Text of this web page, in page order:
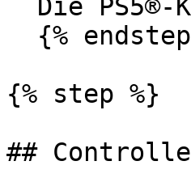
{% step %}
##